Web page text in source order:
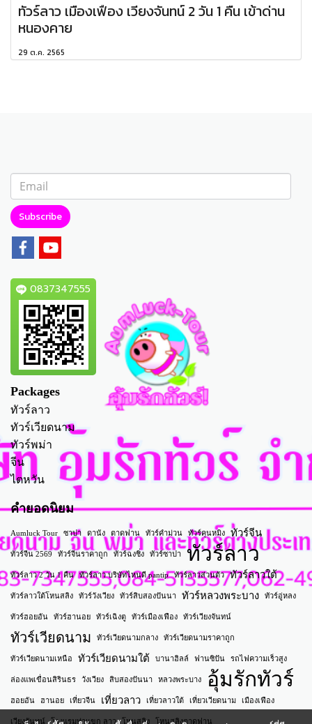
ทัวร์ลาว เมืองเฟือง เวียงจันทน์ 2 วัน 1 คืน เข้าด่าน
หนองคาย
29 ต.ค. 2565
Subscribe
0837347555
Packages
ทัวร์ลาว
ทัวร์เวียดนาม
ทัวร์พม่า
จีน
ไตหวัน
คำยอดนิยม
Aumluck Tour ซาปา ดานัง ตาดฟาน ทัวร์คำม่วน ทัวร์คุนหมิง ทัวร์จีน
ทัวร์จีน 2569 ทัวร์จีนราคาถูก ทัวร์ฉงชิ่ง ทัวร์ซาปา ทัวร์ลาว
ทัวร์ลาว 2 วัน 1 คืน ทัวร์ลาว บริษัทไหนดี pantip ทัวร์ลาวส่วนตัว ทัวร์ลาวใต้
ทัวร์ลาวใต้โหนสลิง ทัวร์วังเวียง ทัวร์สิบสองปันนา ทัวร์หลวงพระบาง ทัวร์อู่หลง
ทัวร์ฮอยอัน ทัวร์ฮานอย ทัวร์เฉิงตู ทัวร์เมืองเฟือง ทัวร์เวียงจันทน์
ทัวร์เวียดนาม ทัวร์เวียดนามกลาง ทัวร์เวียดนามราคาถูก
ทัวร์เวียดนามเหนือ ทัวร์เวียดนามใต้ บานาฮิลล์ ฟานซิปัน รถไฟความเร็วสูง
ล่องแพเขื่อนสิรินธร วังเวียง สิบสองปันนา หลวงพระบาง อุ้มรักทัวร์
ฮอยอัน ฮานอย เที่ยวจีน เที่ยวลาว เที่ยวลาวใต้ เที่ยวเวียดนาม เมืองเฟือง
เวียงจันทน์ โรงแรมท่าแขก ลาว โหนสลิง โหนสลิงตาดฟาน